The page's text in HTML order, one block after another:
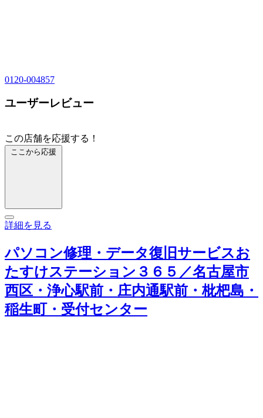
0120-004857
ユーザーレビュー
この店舗を応援する！
ここから応援
詳細を見る
パソコン修理・データ復旧サービスお
たすけステーション３６５／名古屋市
西区・浄心駅前・庄内通駅前・枇杷島・
稲生町・受付センター